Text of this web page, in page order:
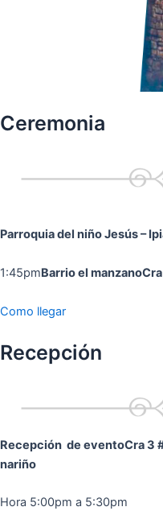
Ceremonia
Parroquia del niño Jesús–
1:45pmBarrio el manzano
Como llegar
Recepción
Recepción de eventoCra 3
nariño
Hora 5:00pm a 5:30pm